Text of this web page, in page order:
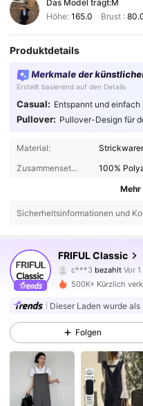
Das Model trägt:M
Höhe: 165.0 Brust :
Produktdetails
Merkmale der
Erstellt basierend auf den Details
Casual: Entspannt und einfach
Pullover: Pullover-Design für
Material:
Zusammensetzung:
100%
Mehr
Sicherheitsinformationen und
FRIFUL Classic
4,81
402K Follower
c***3 bezahlt Vor 1
s***3istVor 4
4,81 402K Follower
4,81 402K Follower
402K Follower
500K+ Kürzlich
Dieser Laden wurde als
Folgen